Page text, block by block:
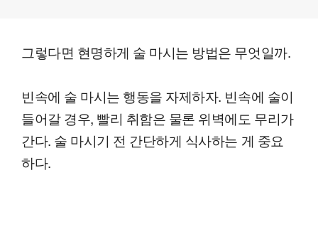
그렇다면 현명하게 술 마시는 방법은 무엇일까.
빈속에 술 마시는 행동을 자제하자. 빈속에 술이
들어갈 경우, 빨리 취함은 물론 위벽에도 무리가
간다. 술 마시기 전 간단하게 식사하는 게 중요
하다.